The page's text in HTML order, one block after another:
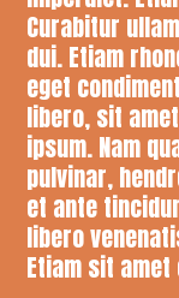
Curabitur
dui. Etiam
eget
libero, sit
ipsum. Nam
pulvinar,
et ante
libero
Etiam sit